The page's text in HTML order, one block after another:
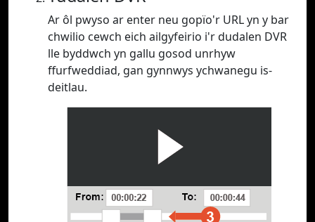
Ar ôl pwyso ar enter neu gopïo'r URL yn y bar
chwilio cewch eich ailgyfeirio i'r dudalen DVR
lle byddwch yn gallu gosod unrhyw
ffurfweddiad, gan gynnwys ychwanegu is-
deitlau.